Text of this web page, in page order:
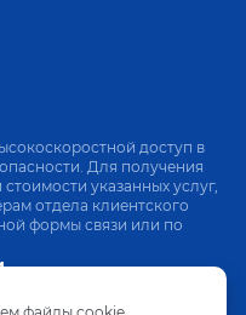
доступ в
Для получения
указанных услуг,
отдела клиентского
формы связи или по